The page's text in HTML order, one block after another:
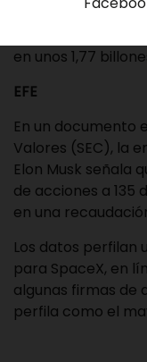
EE.UU. que
en unos 1,77
EFE
En un documento
Valores (SEC), la
Elon Musk señala
de acciones a 135
en una
Los datos perfilan
para SpaceX, en
algunas firmas de
perfila como el